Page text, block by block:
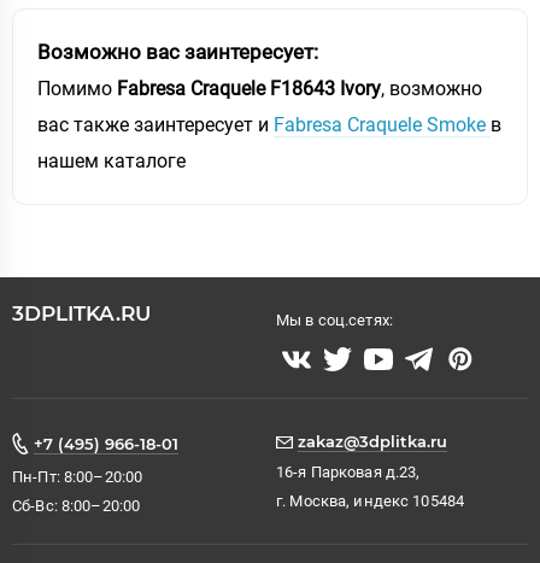
Возможно вас заинтересует:
Помимо Fabresa Craquele F18643 Ivory, возможно
вас также заинтересует и Fabresa Craquele Smoke в
нашем каталоге
3DPLITKA.RU Мы в соц.сетях:
+7 (495) 966-18-01
Пн-Пт: 8:00–20:00
Сб-Вс: 8:00–20:00
zakaz@3dplitka.ru
16-я Парковая д.23,
г. Москва, индекс 105484